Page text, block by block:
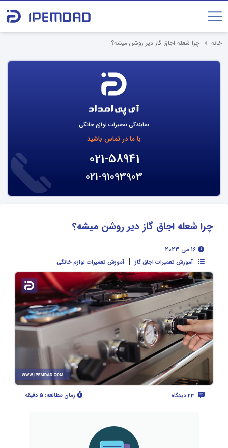
خانه چرا شعله اجاق گاز دیر روشن میشه؟
نمایندگی تعمیرات لوازم خانگی
با ما در تماس باشید
021-58941
021-91093903
چرا شعله اجاق گاز دیر روشن میشه؟
آموزش تعمیرات اجاق گاز | آموزش تعمیرات لوازم خانگی
زمان مطالعه: 5 دقیقه